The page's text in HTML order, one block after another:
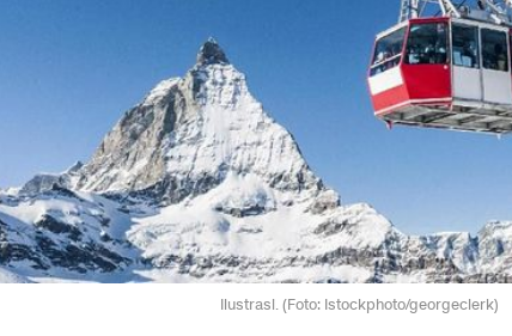
Ilustrasi. (Foto: Istockphoto/georgeclerk)